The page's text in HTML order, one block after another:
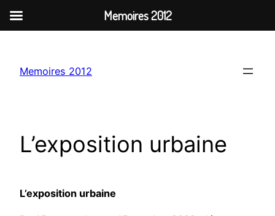
contenu
Memoires 2012
L’exposition urbaine
L’exposition urbaine
Memoires 2012